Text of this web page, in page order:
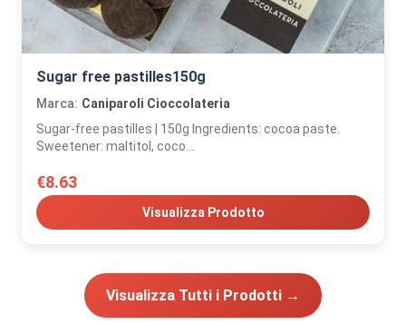
Sugar free pastilles150g
Marca: Caniparoli Cioccolateria
Sugar-free pastilles | 150g Ingredients: cocoa paste.
Sweetener: maltitol, coco...
€8.63
Visualizza Prodotto
Visualizza Tutti i Prodotti →